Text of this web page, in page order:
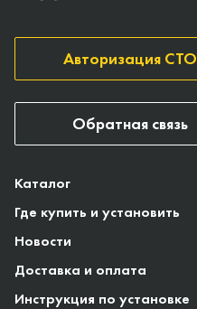
Каталог
Где купить и установить
Новости
Доставка и оплата
Инструкция по установке
Авторизация СТО
Обратная связь